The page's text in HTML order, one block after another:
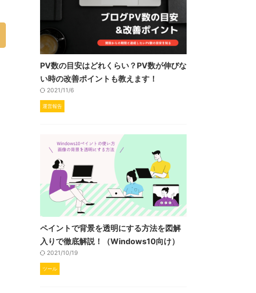
PV数の目安はどれくらい？PV数が伸びな
い時の改善ポイントも教えます！
2021/11/6
運営報告
ペイントで背景を透明にする方法を図解
入りで徹底解説！（Windows10向け）
2021/10/19
ツール